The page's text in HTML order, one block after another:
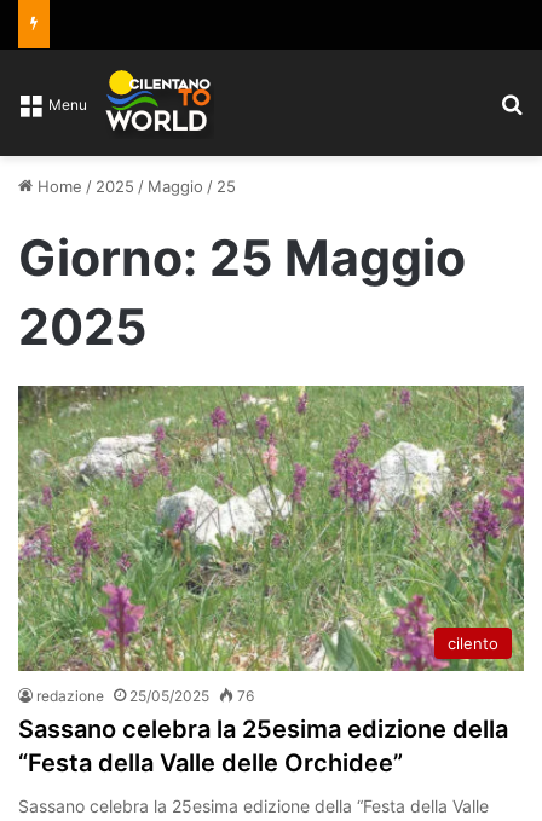
Menu
Home / 2025 / Maggio / 25
Giorno: 25 Maggio
2025
cilento
redazione 25/05/2025 76
Sassano celebra la 25esima edizione della
“Festa della Valle delle Orchidee”
Sassano celebra la 25esima edizione della “Festa della Valle